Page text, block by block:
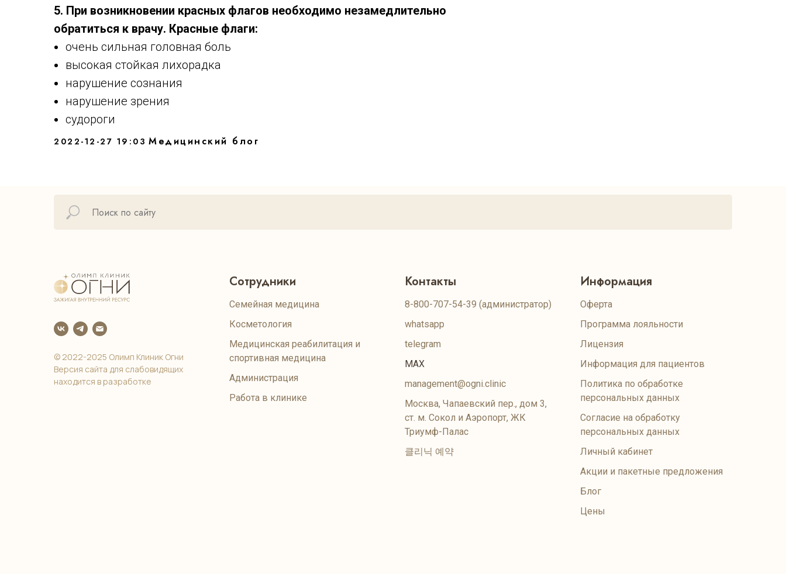
5. При возникновении красных флагов необходимо незамедлительно
обратиться к врачу. Красные флаги:
очень сильная головная боль
высокая стойкая лихорадка
нарушение сознания
нарушение зрения
судороги
2022-12-27 19:03 Медицинский блог
© 2022-2025 Олимп Клиник Огни
Версия сайта для слабовидящих
находится в разработке
Сотрудники
Семейная медицина
Косметология
Медицинская реабилитация и
спортивная медицина
Администрация
Работа в клинике
Контакты
8-800-707-54-39 (администратор)
whatsapp
telegram
MAX
management@ogni.clinic
Москва, Чапаевский пер., дом 3,
ст. м. Сокол и Аэропорт, ЖК
Триумф-Палас
클리닉 예약
Информация
Оферта
Программа лояльности
Лицензия
Информация для пациентов
Политика по обработке
персональных данных
Согласие на обработку
персональных данных
Личный кабинет
Акции и пакетные предложения
Блог
Цены